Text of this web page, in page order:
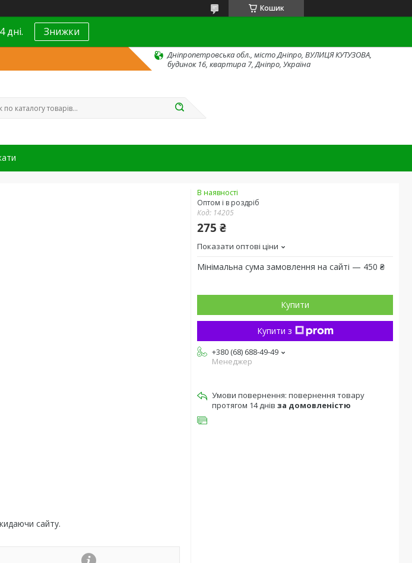
Кошик
дні. Знижки
Дніпропетровська обл., місто Дніпро, ВУЛИЦЯ КУТУЗОВА,
будинок 16, квартира 7, Дніпро, Україна
сайту.
В наявності
Оптом і в роздріб
Код: 14205
275 ₴
Показати оптові ціни
Мінімальна сума замовлення на сайті — 450 ₴
Купити
Купити з
+380 (68) 688-49-49
Менеджер
повернення товару
протягом 14 днів за домовленістю